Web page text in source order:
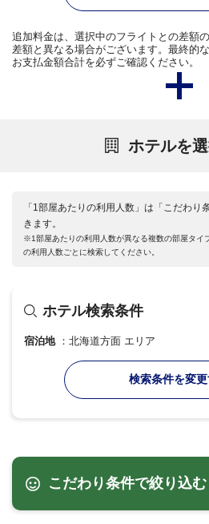
追加料金は、選択中のフライトとの差額
差額と異なる場合がございます。最終的
お支払金額合計を必ずご確認ください。
ホテルを
「1部屋あたりの利用人数」は「こだわり
きます。
※1部屋あたりの利用人数が異なる複数の部屋タイ
の利用人数ごとに検索してください。
ホテル検索条件
宿泊地 北海道方面 エリア
検索条件を変
こだわり条件で絞り込む